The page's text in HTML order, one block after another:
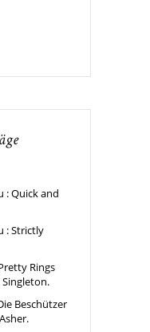
: Quick and
: Strictly
Rings
Beschützer